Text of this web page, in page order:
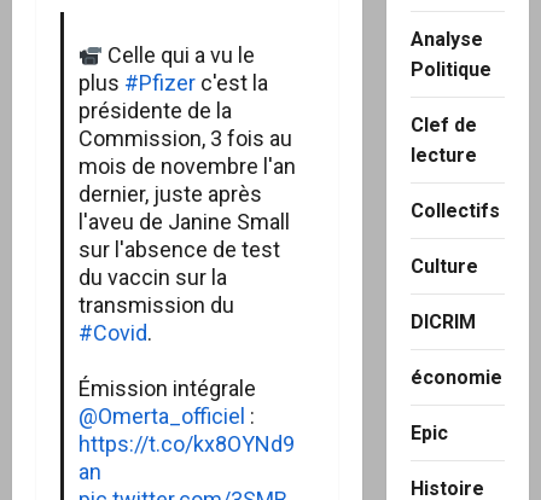
Celle qui a vu le
plus #Pfizerc'est la
présidente de la
Commission, 3 fois au
mois de novembre l'an
dernier, juste après
l'aveu de Janine Small
sur l'absence de test
du vaccin sur la
transmission du
#Covid.
Émission intégrale
@Omerta_officiel :
https://t.co/kx8OYNd9
an
Analyse
Politique
Clef de
lecture
Collectifs
Culture
DICRIM
économie
Epic
Histoire